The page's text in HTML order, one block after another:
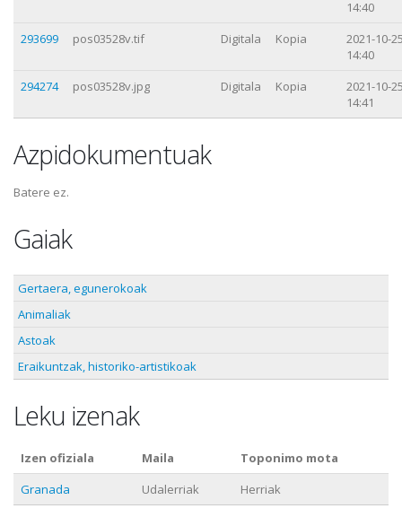
14:40
293699
pos03528v.tif Digitala Kopia
2021-10-
14:40
294274
pos03528v.jpg Digitala Kopia
2021-10-
14:41
Azpidokumentuak
Batere ez.
Gaiak
Gertaera, egunerokoak
Animaliak
Astoak
Eraikuntzak, historiko-artistikoak
Leku izenak
Izen ofiziala Maila
Toponimo mota
Granada
Udalerriak Herriak